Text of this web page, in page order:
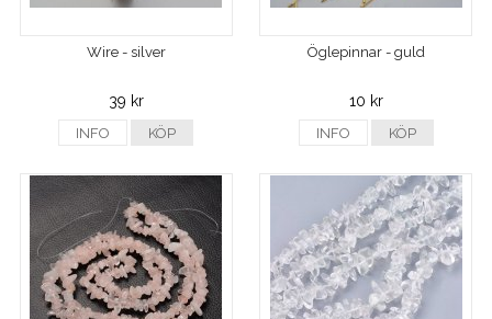
Wire - silver
39 kr
INFO KÖP
Öglepinnar - guld
10 kr
INFO KÖP